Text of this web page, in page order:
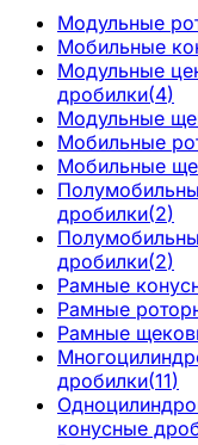
Модульные
Мобильные
Модульные
дробилки(4)
Модульные
Мобильные
Мобильные
дробилки(2)
дробилки(2)
Рамные
Рамные
Рамные
дробилки(11)
конусные